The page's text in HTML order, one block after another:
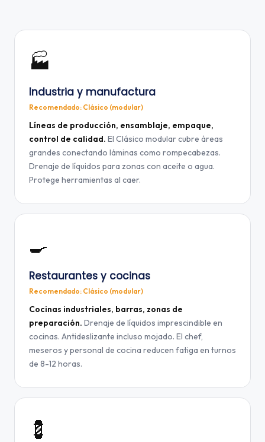
🏭
Industria y manufactura
Recomendado: Clásico (modular)
Líneas de producción, ensamblaje, empaque,
control de calidad. El Clásico modular cubre áreas
grandes conectando láminas como rompecabezas.
Drenaje de líquidos para zonas con aceite o agua.
Protege herramientas al caer.
🍳
Restaurantes y cocinas
Recomendado: Clásico (modular)
Cocinas industriales, barras, zonas de
preparación. Drenaje de líquidos imprescindible en
cocinas. Antideslizante incluso mojado. El chef,
meseros y personal de cocina reducen fatiga en turnos
de 8-12 horas.
💈